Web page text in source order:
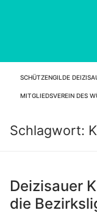
SCHÜTZENGILDE
MITGLIEDSVEREIN DES
Schlagwort:
Deizisauer
die